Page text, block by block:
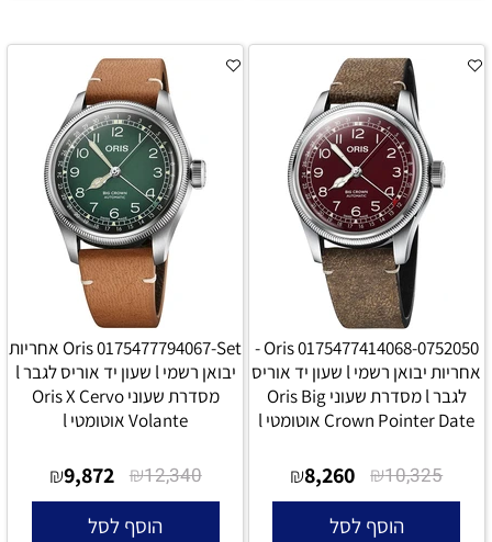
Oris 0175477414068-0752050 -
אחריות יבואן רשמי l שעון יד אוריס
לגבר l מסדרת שעוני Oris Big
Crown Pointer Date אוטומטי l
₪10,325
₪8,260
הוסף לסל
Oris 0175477794067-Set אחריות
יבואן רשמי l שעון יד אוריס לגבר l
מסדרת שעוני Oris X Cervo
Volante אוטומטי l
₪12,340
₪9,872
הוסף לסל